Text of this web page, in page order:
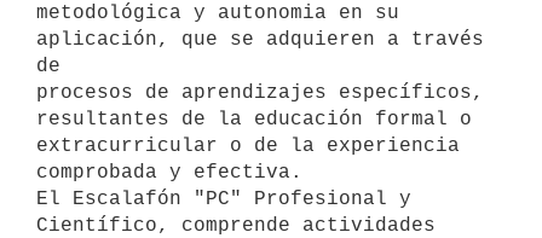
metodológica y autonomia en su
aplicación, que se adquieren a través
de
procesos de aprendizajes específicos,
resultantes de la educación formal o
extracurricular o de la experiencia
comprobada y efectiva.
El Escalafón "PC" Profesional y
Científico, comprende actividades